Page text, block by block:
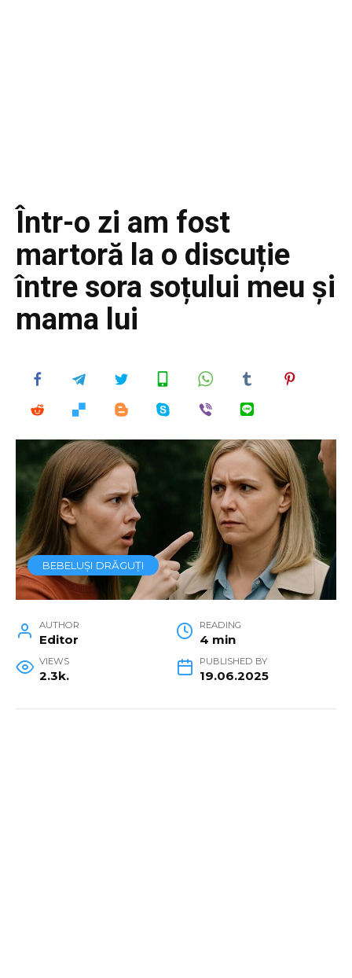
Într-o zi am fost
martoră la o discuție
între sora soțului meu și
mama lui
BEBELUȘI DRĂGUȚI
AUTHOR
Editor
READING
4 min
VIEWS
2.3k.
PUBLISHED BY
19.06.2025